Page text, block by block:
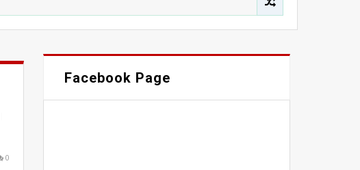
0
Facebook Page